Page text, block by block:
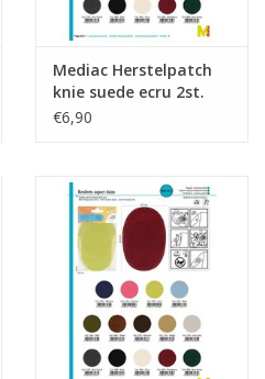
Mediac Herstelpatch
knie suede ecru 2st.
€6,90